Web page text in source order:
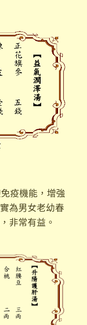
疫機能，增強
為男女老幼春
非常有益。